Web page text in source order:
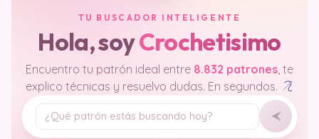
TU BUSCADOR INTELIGENTE
Hola, soyCrochetisimo
Encuentro tu patrón ideal entre 8.832 patrones, te
explico técnicas y resuelvo dudas. En segundos.
Tu pregunta